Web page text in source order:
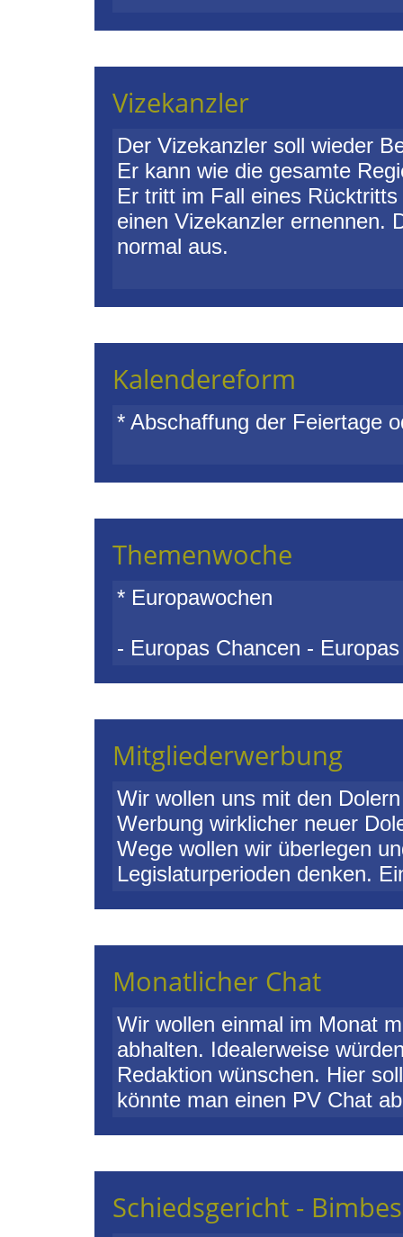
Vizekanzler
Der Vizekanzler soll wieder
Er kann wie die gesamte
Er tritt im Fall eines
einen Vizekanzler ernennen.
normal aus.
Kalendereform
* Abschaffung der Feiertage
Themenwoche
* Europawochen
- Europas Chancen -
Mitgliederwerbung
Wir wollen uns mit den
Werbung wirklicher neuer
Wege wollen wir überlegen
Legislaturperioden denken.
Monatlicher Chat
Wir wollen einmal im Monat
abhalten. Idealerweise
Redaktion wünschen. Hier
könnte man einen PV Chat
Schiedsgericht -